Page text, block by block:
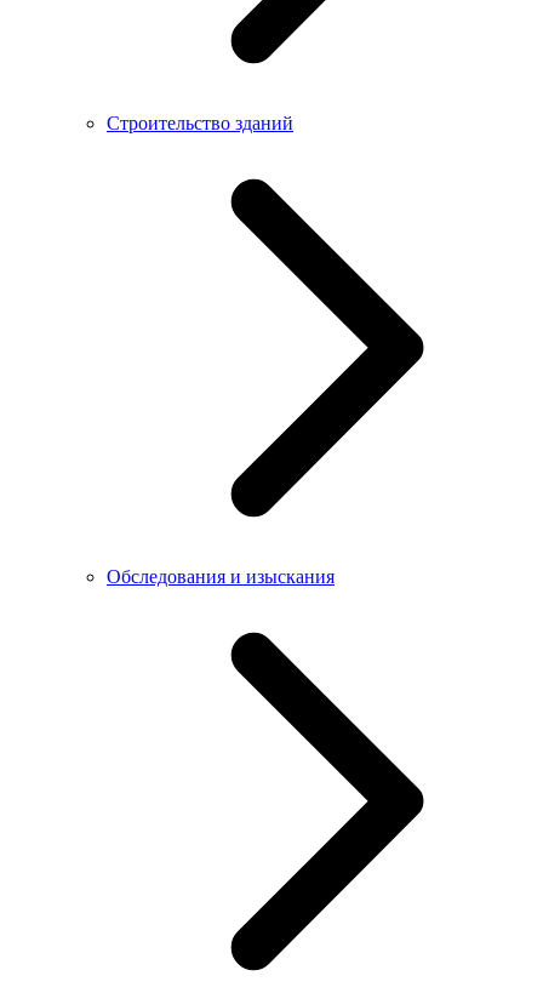
Строительство зданий
Обследования и изыскания